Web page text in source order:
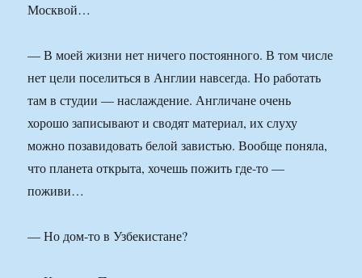
Москвой…
— В моей жизни нет ничего постоянного. В том числе
нет цели поселиться в Англии навсегда. Но работать
там в студии — наслаждение. Англичане очень
хорошо записывают и сводят материал, их слуху
можно позавидовать белой завистью. Вообще поняла,
что планета открыта, хочешь пожить где-то —
поживи…
— Но дом-то в Узбекистане?